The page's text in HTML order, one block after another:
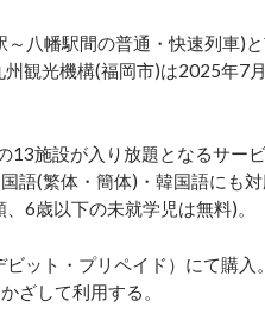
八幡駅間の普通・快速列車)
観光機構(福岡市)は2025年7
施設が入り放題となるサー
語(繁体・簡体)・韓国語にも
6歳以下の未就学児は無料)。
ット・プリペイド）にて購入
ざして利用する。